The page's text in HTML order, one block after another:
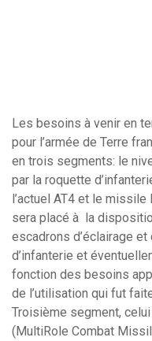
Les besoins à venir en
pour l’armée de Terre
en trois segments: le
par la roquette
l’actuel AT4 et le
sera placé à la
escadrons d’éclairage et
d’infanterie et
fonction des besoins
de l’utilisation qui fut
Troisième segment,
(MultiRole Combat